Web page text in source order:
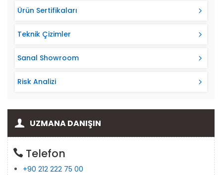
Ürün Sertifikaları
Teknik Çizimler
Sanal Showroom
Risk Analizi
UZMANA DANIŞIN
Telefon
+90 212 222 75 00